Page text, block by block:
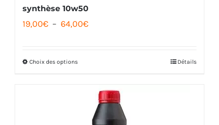
synthèse 10w50
19,00€ 64,00€Plage
64,00€
Choix des options Ce
plusieurs
Détails